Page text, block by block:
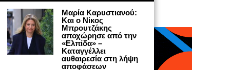
Μαρία Καρυστιανού:
Και ο Νίκος
Μπρουτζάκης
αποχώρησε από την
«Ελπίδα» –
Καταγγέλλει
αυθαιρεσία στη λήψη
αποφάσεων